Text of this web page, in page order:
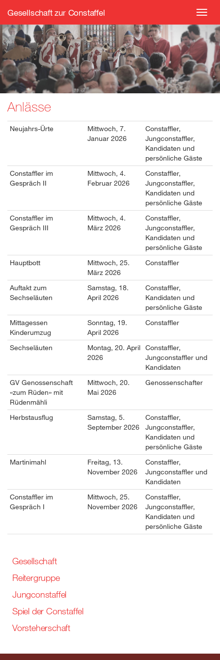
Gesellschaft zur Constaffel
Anlässe
Neujahrs-Ürte
Mittwoch, 7.
Januar 2026
Constaffler,
Jungconstaffler,
Kandidaten und
persönliche Gäste
Constaffler im
Gespräch II
Mittwoch, 4.
Februar 2026
Constaffler,
Jungconstaffler,
Kandidaten und
persönliche Gäste
Constaffler im
Gespräch III
Mittwoch, 4.
März 2026
Constaffler,
Jungconstaffler,
Kandidaten und
persönliche Gäste
Hauptbott
Mittwoch, 25.
März 2026
Constaffler
Auftakt zum
Sechseläuten
Samstag, 18.
April 2026
Constaffler,
Kandidaten und
persönliche Gäste
Mittagessen
Kinderumzug
Sonntag, 19.
April 2026
Constaffler
Sechseläuten
Montag, 20. April
2026
Constaffler,
Jungconstaffler und
Kandidaten
GV Genossenschaft
«zum Rüden» mit
Rüdenmähli
Mittwoch, 20.
Mai 2026
Genossenschafter
Herbstausflug
Samstag, 5.
September 2026
Constaffler,
Jungconstaffler,
Kandidaten und
persönliche Gäste
Martinimahl
Freitag, 13.
November 2026
Constaffler,
Jungconstaffler und
Kandidaten
Constaffler im
Gespräch I
Mittwoch, 25.
November 2026
Constaffler,
Jungconstaffler,
Kandidaten und
persönliche Gäste
Gesellschaft
Reitergruppe
Jungconstaffel
Spiel der Constaffel
Vorsteherschaft